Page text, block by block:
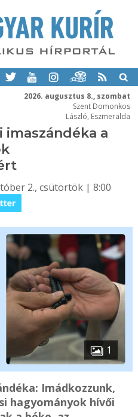
2026. augusztus 8., szombat
Szent Domonkos
László, Eszmeralda
a
2., csütörtök | 8:00
1
Imádkozzunk,
hagyományok hívői